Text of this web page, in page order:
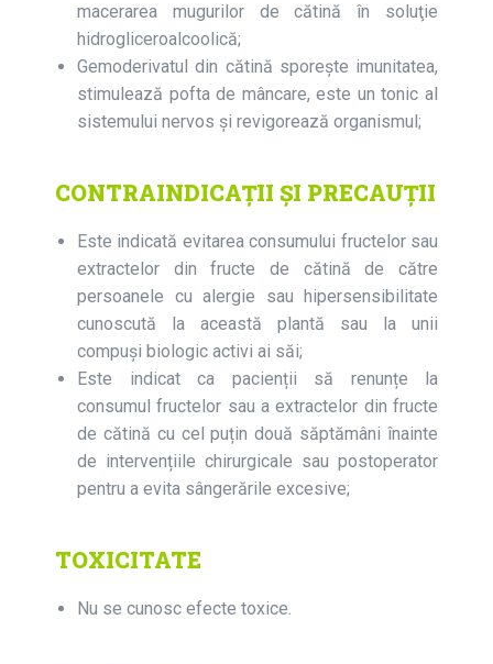
macerarea mugurilor de cătină în soluţie
hidrogliceroalcoolică;
Gemoderivatul din cătină sporește imunitatea,
stimulează pofta de mâncare, este un tonic al
sistemului nervos şi revigorează organismul;
CONTRAINDICAŢII ŞI PRECAUŢII
Este indicată evitarea consumului fructelor sau
extractelor din fructe de cătină de către
persoanele cu alergie sau hipersensibilitate
cunoscută la această plantă sau la unii
compuși biologic activi ai săi;
Este indicat ca pacienții să renunțe la
consumul fructelor sau a extractelor din fructe
de cătină cu cel puțin două săptămâni înainte
de intervențiile chirurgicale sau postoperator
pentru a evita sângerările excesive;
TOXICITATE
Nu se cunosc efecte toxice.